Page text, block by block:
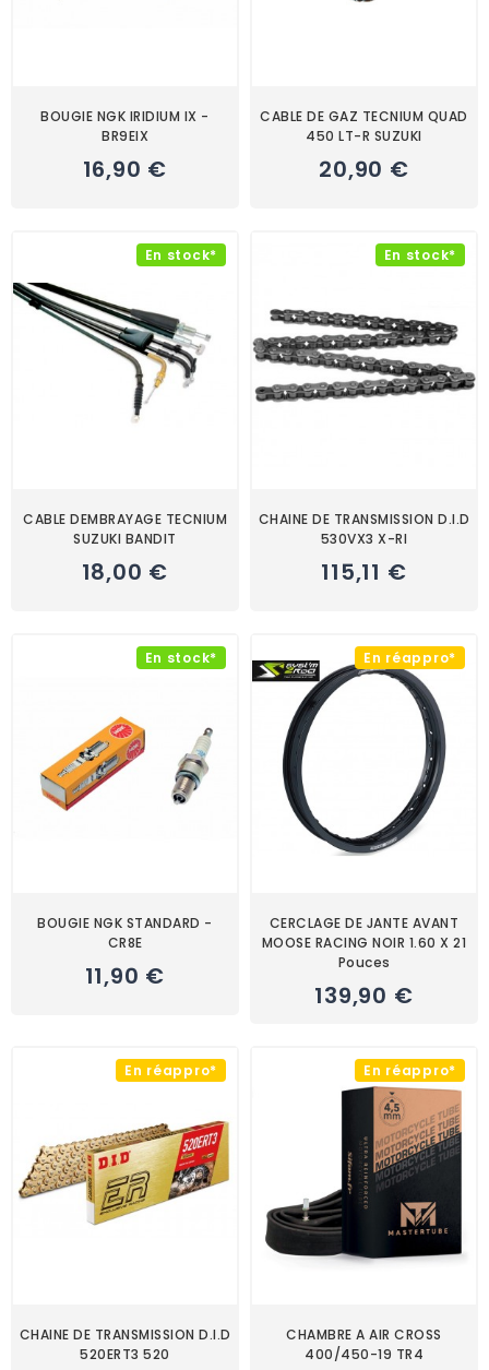
BOUGIE NGK IRIDIUM IX -
BR9EIX
16,90 €
CABLE DE GAZ TECNIUM QUAD
450 LT-R SUZUKI
20,90 €
En stock*
CABLE DEMBRAYAGE TECNIUM
SUZUKI BANDIT
18,00 €
En stock*
CHAINE DE TRANSMISSION D.I.D
530VX3 X-RI
115,11 €
En stock*
BOUGIE NGK STANDARD -
CR8E
11,90 €
En réappro*
CERCLAGE DE JANTE AVANT
MOOSE RACING NOIR 1.60 X 21
Pouces
139,90 €
En réappro*
CHAINE DE TRANSMISSION D.I.D
520ERT3 520
En réappro*
CHAMBRE A AIR CROSS
400/450-19 TR4